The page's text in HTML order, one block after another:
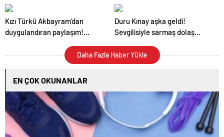
Dilşah’a şok sözler
Kızı Türkü Akbayram’dan
duygulandıran paylaşım!
gün oturduğu yeri paylaştı
Duru Kınay aşka geldi!
Sevgilisiyle sarmaş dolaş
Daha Fazla Haber Yükle
EN ÇOK OKUNANLAR